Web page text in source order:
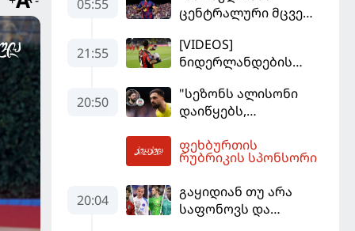
05:55
ცენტრალური მცველი
"ლივერპულში"
გააგრძელებს
21:55
[VIDEOS]
ნიდერლანდების
იეგოიანის გოლით
გაიხსნა - ის მატჩის
20:50
"სეზონს ალისონი
დაიწყებს,
შანსის
გამოსაყენებლად
სჭირდება,
რომელსაც 100%-ით
ფეხბურთის
რუბრიკის სპონსორი
20:04
გაყიდიან თუ არა
საფონოვს და